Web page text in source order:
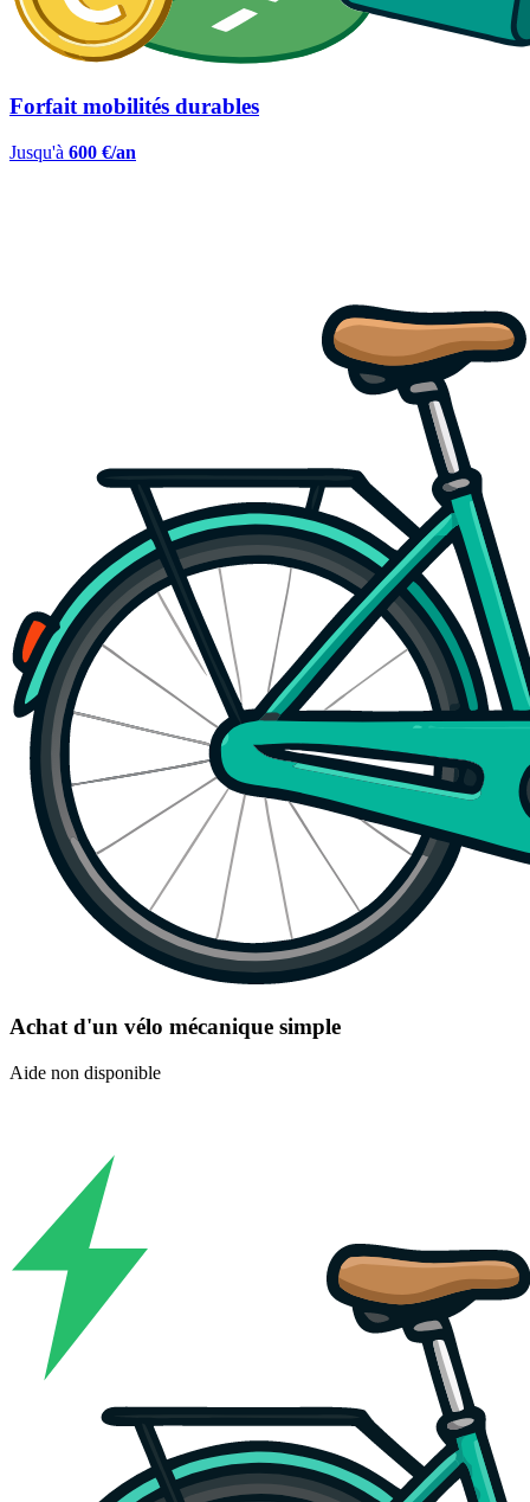
Forfait mobilités durables
Jusqu'à 600 €/an
Achat d'un vélo mécanique simple
Aide non disponible